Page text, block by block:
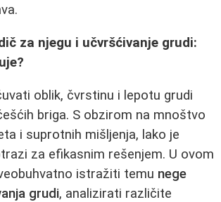
za njegu i učvršćivanje grudi:
oblik, čvrstinu i lepotu grudi
briga. S obzirom na mnoštvo
i suprotnih mišljenja, lako je
za efikasnim rešenjem. U ovom
istražiti temu nege
grudi, analizirati različite